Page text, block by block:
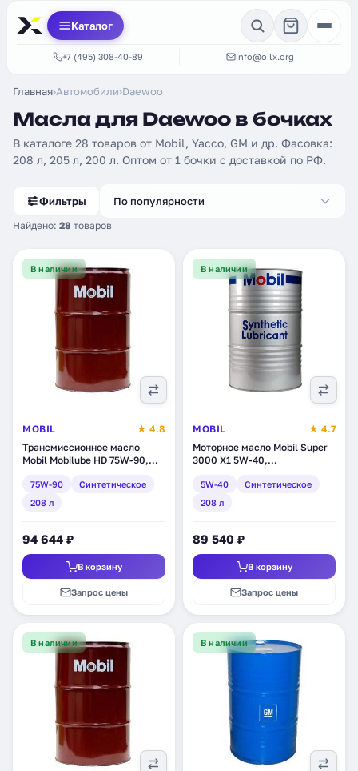
Каталог
+7 (495) 308-40-89 info@oilx.org
Главная›Автомобили›Daewoo
Масла для Daewoo в бочках
В каталоге 28 товаров от Mobil, Yacco, GM и др. Фасовка:
208 л, 205 л, 200 л. Оптом от 1 бочки с доставкой по РФ.
Фильтры
Найдено: 28 товаров
По популярности
В наличии
MOBIL
★ 4.8
Трансмиссионное масло
Mobil Mobilube HD 75W-90,
(146422)
75W-90
Синтетическое
208 л
94 644 ₽
В корзину
Запрос цены
В наличии
MOBIL
★ 4.7
Моторное масло Mobil Super
3000 X1 5W-40,
(150010)
5W-40
Синтетическое
208 л
89 540 ₽
В корзину
Запрос цены
В наличии В наличии